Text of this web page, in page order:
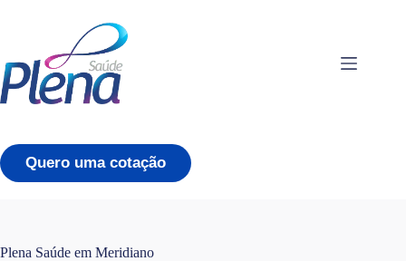
conteúdo
Quero uma cotação
Plena Saúde em Meridiano